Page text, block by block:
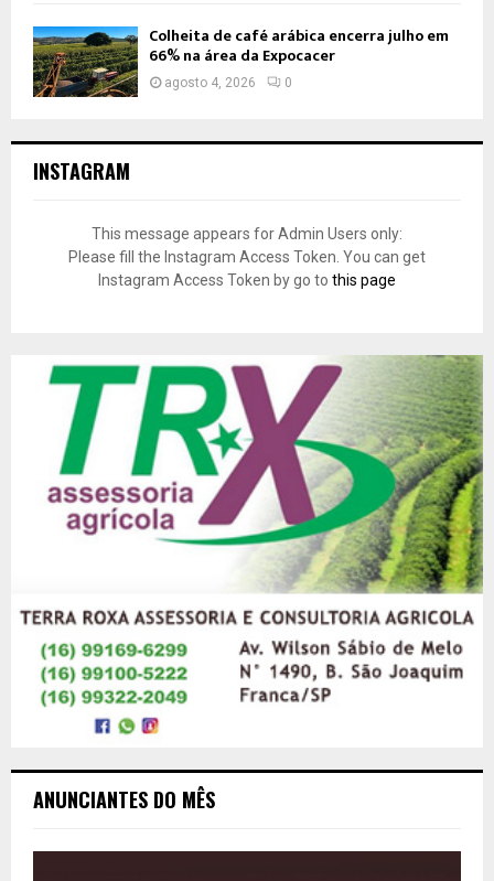
Colheita de café arábica encerra julho em
66% na área da Expocacer
agosto 4, 2026 0
INSTAGRAM
This message appears for Admin Users only:
Please fill the Instagram Access Token. You can get
Instagram Access Token by go to this page
ANUNCIANTES DO MÊS